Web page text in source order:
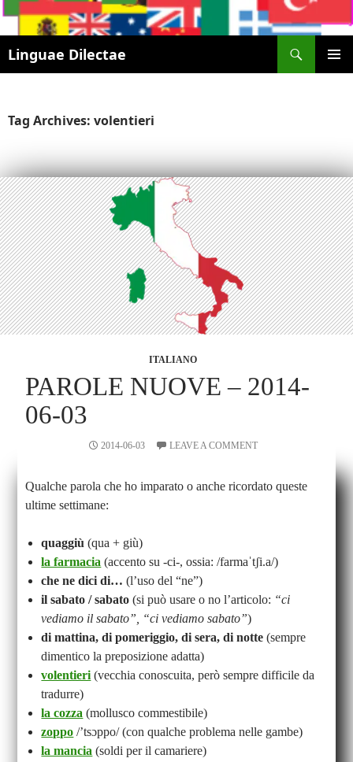
Linguae Dilectae
SKIP
Tag Archives: volentieri
ITALIANO
PAROLE NUOVE – 2014-
06-03
2014-06-03 LEAVE A COMMENT
Qualche parola che ho imparato o anche ricordato queste
ultime settimane:
quaggiù (qua + giù)
la farmacia (accento su -ci-, ossia: /farmaˈtʃi.a/)
che ne dici di… (l’uso del “ne”)
il sabato / sabato (si può usare o no l’articolo: “ci
vediamo il sabato”, “ci vediamo sabato”)
di mattina, di pomeriggio, di sera, di notte (sempre
dimentico la preposizione adatta)
volentieri(vecchia conoscuita, però sempre difficile da
tradurre)
la cozza (mollusco commestibile)
zoppo /’tsɔppo/ (con qualche problema nelle gambe)
la mancia (soldi per il camariere)